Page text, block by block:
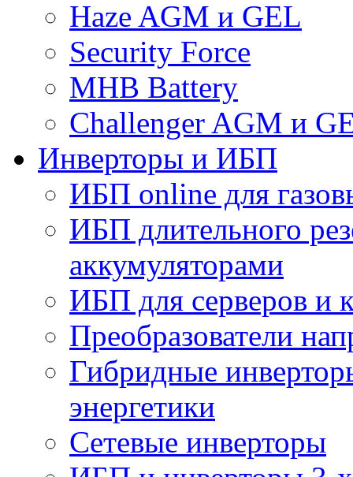
Haze AGM и GEL
Security Force
MHB Battery
Challenger AGM и
Инверторы и ИБП
ИБП online для
ИБП длительного
аккумуляторами
ИБП для серверов и
Преобразователи
Гибридные
энергетики
Сетевые инверторы